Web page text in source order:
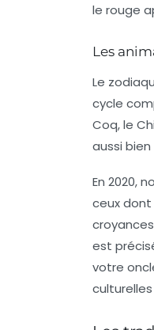
le rouge
Les
Le
cycle
Coq, le
aussi
En 2020,
ceux dont
est
votre